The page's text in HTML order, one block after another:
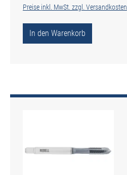
Preise inkl. MwSt. zzgl. Versandkosten
In den Warenkorb